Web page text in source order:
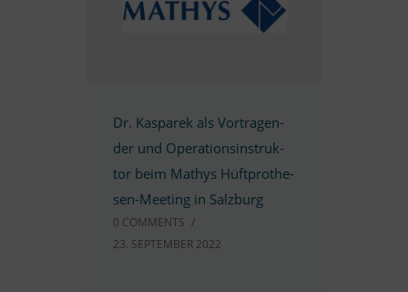
Dr. Kas­pa­rek als Vor­tra­gen­
der und Ope­ra­ti­ons­in­struk­
tor beim Ma­thys Hüf­t­­pro­­the­­
sen-Mee­­ting in Salzburg
0 COMM­ENTS /
23. SEP­TEM­BER 2022